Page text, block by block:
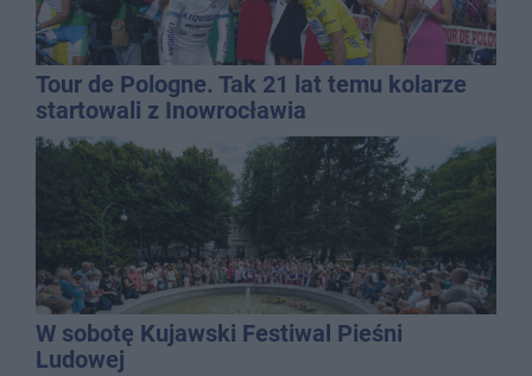
Tour de Pologne. Tak 21 lat temu kolarze
startowali z Inowrocławia
W sobotę Kujawski Festiwal Pieśni
Ludowej